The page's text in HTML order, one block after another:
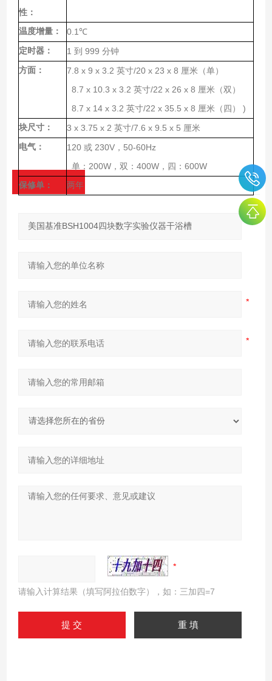
性：
温度增量： 0.1 ℃
定时器： 1 到 999 分钟
方面： 7.8 x 9 x 3.2 英寸/20 x 23 x 8 厘米（单）
8.7 x 10.3 x 3.2 英寸/22 x 26 x 8 厘米（双）
8.7 x 14 x 3.2 英寸/22 x 35.5 x 8 厘米（四） )
块尺寸： 3 x 3.75 x 2 英寸/7.6 x 9.5 x 5 厘米
电气： 120 或230V， 50-60Hz
单： 200W，双： 400W，四： 600W
保修单： 两年
请输入计算结果（填写阿拉伯数字），如：三加四=7